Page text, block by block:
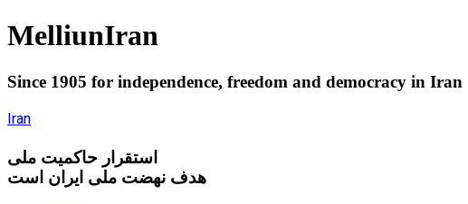
MelliunIran
Since 1905 for independence, freedom and democracy in Iran
Iran
استقرار حاکميت ملی
هدف نهضت ملی ایران است